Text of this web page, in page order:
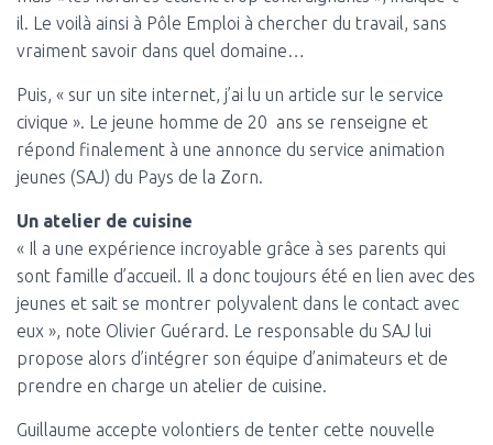
il. Le voilà ainsi à Pôle Emploi à chercher du travail, sans
vraiment savoir dans quel domaine…
Puis, « sur un site internet, j’ai lu un article sur le service
civique ». Le jeune homme de 20 ans se renseigne et
répond finalement à une annonce du service animation
jeunes (SAJ) du Pays de la Zorn.
Un atelier de cuisine
« Il a une expérience incroyable grâce à ses parents qui
sont famille d’accueil. Il a donc toujours été en lien avec des
jeunes et sait se montrer polyvalent dans le contact avec
eux », note Olivier Guérard. Le responsable du SAJ lui
propose alors d’intégrer son équipe d’animateurs et de
prendre en charge un atelier de cuisine.
Guillaume accepte volontiers de tenter cette nouvelle